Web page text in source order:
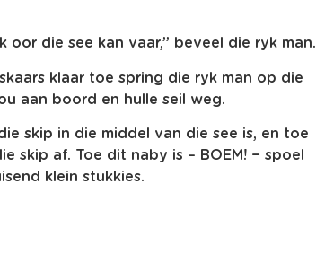
die see kan vaar,” beveel die ryk man.
klaar toe spring die ryk man op die
aan boord en hulle seil weg.
skip in die middel van die see is, en toe
af. Toe dit naby is – BOEM! − spoel
klein stukkies.